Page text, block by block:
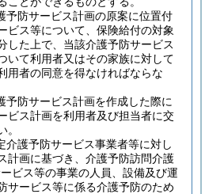
予防サービス計画の原案に位置付
ビス等について、保険給付の対象
した上で、当該介護予防サービス
いて利用者又はその家族に対して
用者の同意を得なければならな
予防サービス計画を作成した際に
ビス計画を利用者及び担当者に交
。
介護予防サービス事業者等に対し
計画に基づき、介護予防訪問介護
ビス等の事業の人員、設備及び運
サービス等に係る介護予防のため